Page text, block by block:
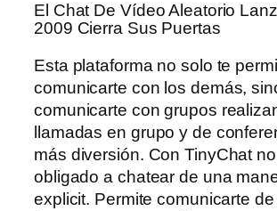
El Chat De Vídeo Aleatorio
2009 Cierra Sus Puertas
Esta plataforma no solo te
comunicarte con los demás,
comunicarte con grupos
llamadas en grupo y de
más diversión. Con TinyChat
obligado a chatear de una
explicit. Permite comunicarte